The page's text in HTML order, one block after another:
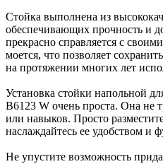
Стойка выполнена из
обеспечивающих прочность и
прекрасно справляется с
моется, что позволяет
на протяжении многих лет
Установка стойки напольной
B6123 W очень проста. Она не
или навыков. Просто
наслаждайтесь ее удобством и
Не упустите возможность